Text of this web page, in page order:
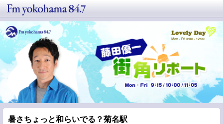
暑さちょっと和らいでる？菊名駅